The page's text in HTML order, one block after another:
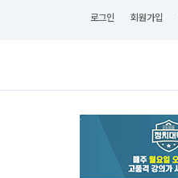
로그인 회원가입